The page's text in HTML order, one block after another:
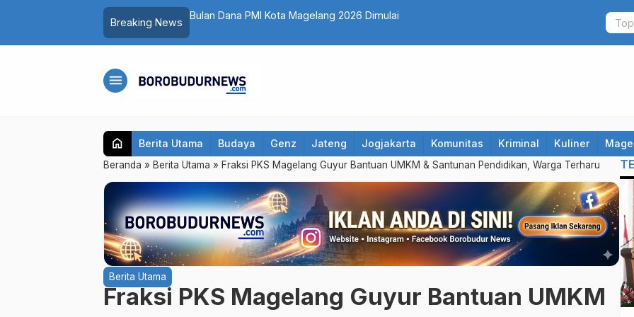
Breaking News
32 Pelajar Kota Magelang Bakal Ikuti Jambore Nasional XII
Banjir
Hardono
menu
home Berita Utama Budaya Genz Jateng Jogjakarta Komunitas Kriminal Kuliner
Beranda » Berita Utama » Fraksi PKS Magelang Guyur Bantuan UMKM & Santunan Pendidikan, Warga Terharu
Berita Utama
Fraksi PKS Magelang Guyur Bantuan UMKM